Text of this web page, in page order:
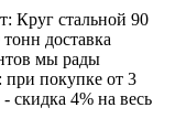
Круг стальной 90
доставка
мы рады
покупке от 3
скидка 4% на весь